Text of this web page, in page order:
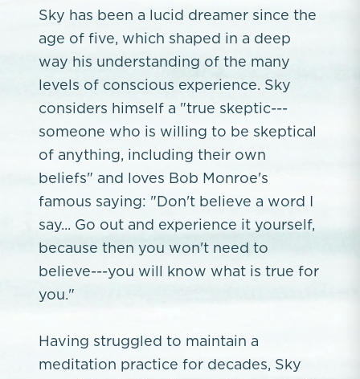
Sky has been a lucid dreamer since the
age of five, which shaped in a deep
way his understanding of the many
levels of conscious experience. Sky
considers himself a "true skeptic---
someone who is willing to be skeptical
of anything, including their own
beliefs" and loves Bob Monroe's
famous saying: "Don't believe a word I
say... Go out and experience it yourself,
because then you won't need to
believe---you will know what is true for
you."
Having struggled to maintain a
meditation practice for decades, Sky